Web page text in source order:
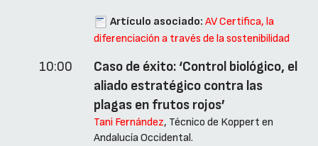
Artículo asociado: AV Certifica, la
diferenciación a través de la sostenibilidad
10:00
Caso de éxito: ‘Control biológico, el
aliado estratégico contra las
plagas en frutos rojos’
Tani Fernández, Técnico de Koppert en
Andalucía Occidental.